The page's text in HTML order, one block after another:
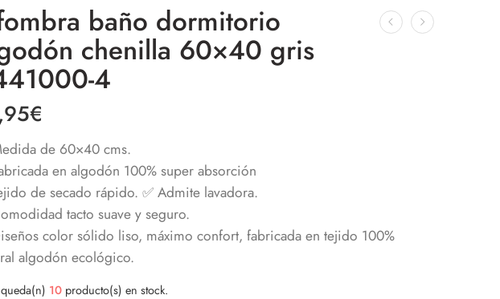
baño dormitorio
chenilla 60×40 gris
4
€
de 60×40 cms.
en algodón 100% super absorción
de secado rápido. ✅ Admite lavadora.
tacto suave y seguro.
color sólido liso, máximo confort, fabricada en tejido 100%
algodón ecológico.
10 producto(s) en stock.